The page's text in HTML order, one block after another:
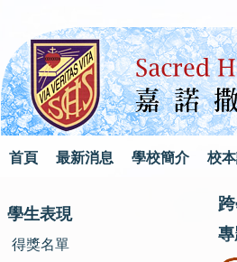
首頁 最新消息 學校簡介 校
學生表現
得獎名單
專